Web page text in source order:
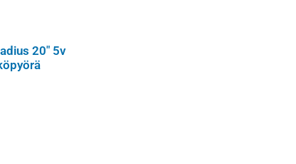
20″ 5v